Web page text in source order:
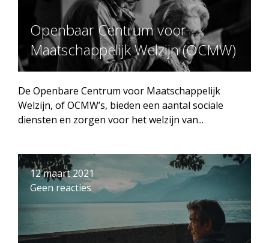
Openbaar Centrum voor
Maatschappelijk Welzijn (OCMW)
De Openbare Centrum voor Maatschappelijk
Welzijn, of OCMW’s, bieden een aantal sociale
diensten en zorgen voor het welzijn van...
12 maart 2021
Geen reacties